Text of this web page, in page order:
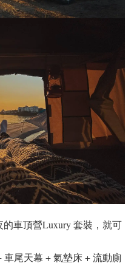
車頂營Luxury 套裝，就可
尾天幕 + 氣墊床 + 流動廁